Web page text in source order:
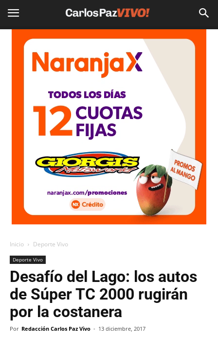
Inicio Deporte Vivo
Deporte Vivo
Desafío del Lago: los autos
de Súper TC 2000 rugirán
por la costanera
Por Redacción Carlos Paz Vivo - 13 diciembre, 2017